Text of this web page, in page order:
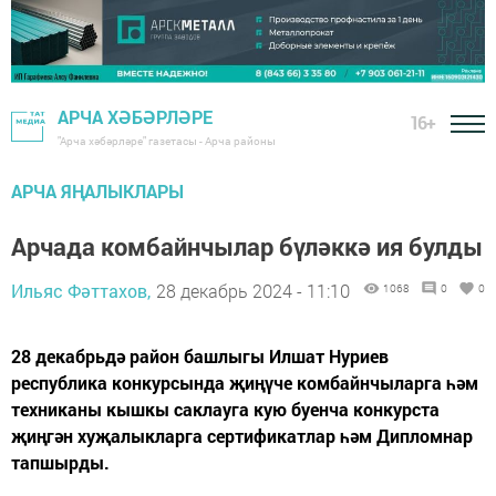
АРЧА ХӘБӘРЛӘРЕ
"Арча хәбәрләре" газетасы - Арча районы
16+
АРЧА ЯҢАЛЫКЛАРЫ
Арчада комбайнчылар бүләккә ия булды
Ильяс Фәттахов, 28 декабрь 2024 - 11:10 1068 0 0
28 декабрьдә район башлыгы Илшат Нуриев
республика конкурсында җиңүче комбайнчыларга һәм
техниканы кышкы саклауга кую буенча конкурста
җиңгән хуҗалыкларга сертификатлар һәм Дипломнар
тапшырды.